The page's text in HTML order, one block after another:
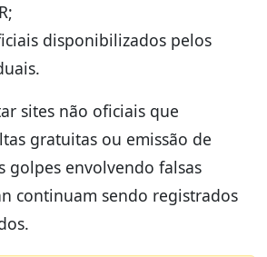
disponibilizados pelos
sites não oficiais que
gratuitas ou emissão de
golpes envolvendo falsas
continuam sendo registrados